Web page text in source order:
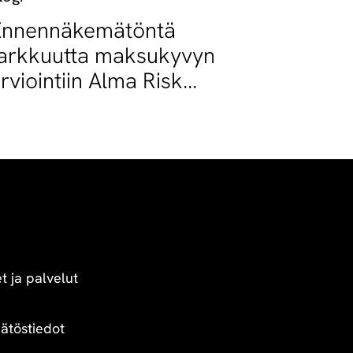
maksukyvyn
Alma Risk
ja palvelut